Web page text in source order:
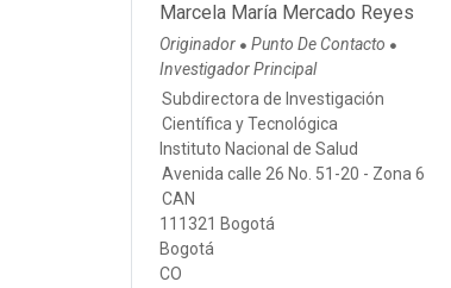
Marcela María Mercado Reyes
Originador ● Punto De Contacto ●
Investigador Principal
Subdirectora de Investigación
Científica y Tecnológica
Instituto Nacional de Salud
Avenida calle 26 No. 51-20 - Zona 6
CAN
111321 Bogotá
Bogotá
CO